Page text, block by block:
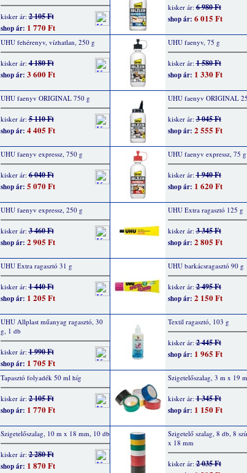
kisker ár:2 105 Ft
shop ár: 1 770 Ft
kisker ár:6 980 Ft
shop ár: 6 015 Ft
UHU fehérenyv, vízhatlan, 250 g
kisker ár:4 180 Ft
shop ár: 3 600 Ft
UHU faenyv, 75 g
kisker ár:1 580 Ft
shop ár: 1 330 Ft
UHU faenyv ORIGINAL 750 g
kisker ár:5 110 Ft
shop ár: 4 405 Ft
UHU faenyv ORIGINAL
kisker ár:3 045 Ft
shop ár: 2 555 Ft
UHU faenyv expressz, 750 g
kisker ár:6 040 Ft
shop ár: 5 070 Ft
UHU faenyv expressz, 75 g
kisker ár:1 940 Ft
shop ár: 1 620 Ft
UHU faenyv expressz, 250 g
kisker ár:3 460 Ft
shop ár: 2 905 Ft
UHU Extra ragasztó 125 g
kisker ár:3 345 Ft
shop ár: 2 805 Ft
UHU Extra ragasztó 31 g
kisker ár:1 440 Ft
shop ár: 1 205 Ft
UHU barkácsragasztó 90 g
kisker ár:2 495 Ft
shop ár: 2 150 Ft
UHU Allplast műanyag ragasztó, 30
g, 1 db
kisker ár:1 990 Ft
shop ár: 1 705 Ft
Textil ragasztó, 103 g
kisker ár:2 445 Ft
shop ár: 1 965 Ft
Tapasztó folyadék 50 ml híg
kisker ár:2 105 Ft
shop ár: 1 770 Ft
Szigetelőszalag, 3 m x 19
kisker ár:1 345 Ft
shop ár: 1 150 Ft
Szigetelőszalag, 10 m x 18 mm, 10 db
kisker ár:2 280 Ft
shop ár: 1 870 Ft
Szigetelő szalag, 8 db, 8
x 18 mm
kisker ár:2 035 Ft